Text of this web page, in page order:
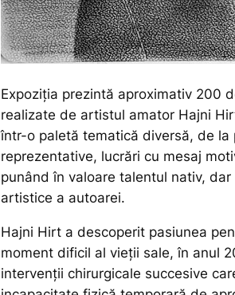
Expoziția prezintă aproximativ 200
realizate de artistul amator Hajni
într-o paletă tematică diversă, de la
reprezentative, lucrări cu mesaj
punând în valoare talentul nativ,
artistice a autoarei.
Hajni Hirt a descoperit pasiunea
moment dificil al vieții sale, în anul
intervenții chirurgicale succesive